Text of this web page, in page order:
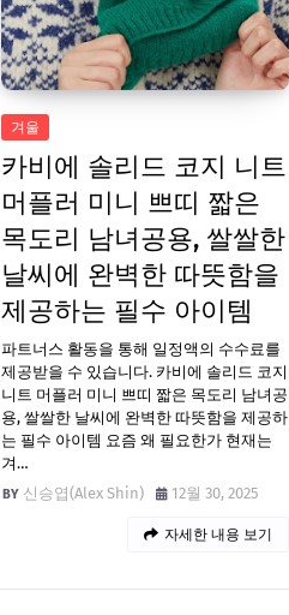
겨울
카비에 솔리드 코지 니트
머플러 미니 쁘띠 짧은
목도리 남녀공용, 쌀쌀한
날씨에 완벽한 따뜻함을
제공하는 필수 아이템
파트너스 활동을 통해 일정액의 수수료를
제공받을 수 있습니다. 카비에 솔리드 코지
니트 머플러 미니 쁘띠 짧은 목도리 남녀공
용, 쌀쌀한 날씨에 완벽한 따뜻함을 제공하
는 필수 아이템 요즘 왜 필요한가 현재는
겨…
신승엽(Alex Shin)
12월 30, 2025
자세한 내용 보기